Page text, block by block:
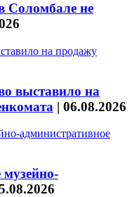
Соломбале не
выставило на
| 06.08.2026